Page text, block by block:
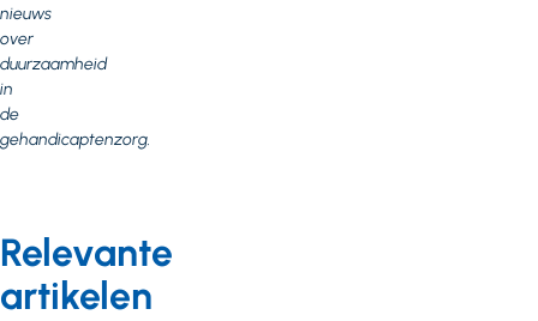
nieuws
over
duurzaamheid
in
de
gehandicaptenzorg.
Relevante
artikelen